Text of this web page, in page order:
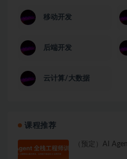
移动开发
后端开发
云计算/大数据
课程推荐
（预定）AI